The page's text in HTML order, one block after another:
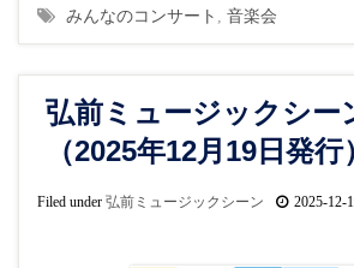
みんなのコンサート 音楽会
弘前ミュージックシー
（2025年12月19日発行
Filed under 弘前ミュージックシーン 2025-12-